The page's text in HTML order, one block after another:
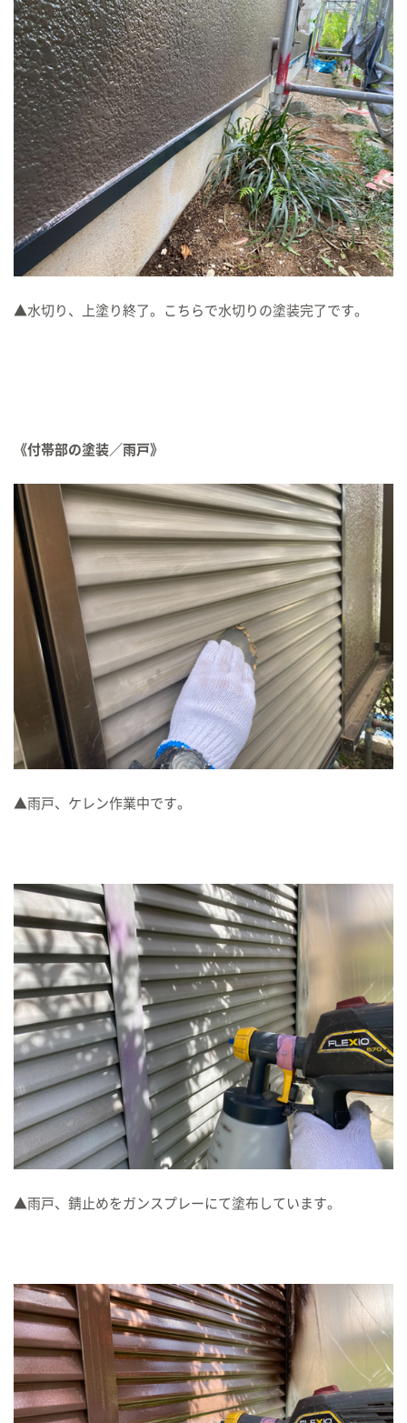
▲水切り、上塗り終了。こちらで水切りの塗装完了です。
《付帯部の塗装／雨戸》
▲雨戸、ケレン作業中です。
▲雨戸、錆止めをガンスプレーにて塗布しています。